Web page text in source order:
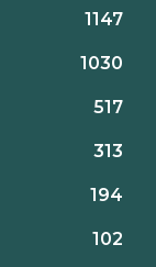
1147
1030
517
313
194
102